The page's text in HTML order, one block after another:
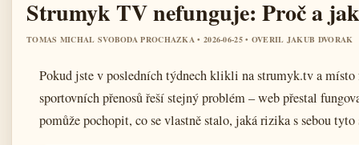
Strumyk TV nefunguje: Proč a
TOMAS MICHAL SVOBODA PROCHAZKA • 2026-06-25 • OVERIL JAKUB DVORAK
Pokud jste v posledních týdnech klikli na strumyk.tv a
sportovních přenosů řeší stejný problém – web přestal
pomůže pochopit, co se vlastně stalo, jaká rizika s sebou